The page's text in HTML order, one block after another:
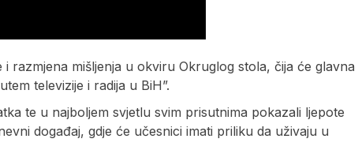
razmjena mišljenja u okviru Okruglog stola, čija će glavna
televizije i radija u BiH”.
te u najboljem svjetlu svim prisutnima pokazali ljepote
događaj, gdje će učesnici imati priliku da uživaju u